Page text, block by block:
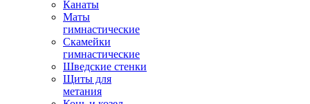
Канаты
Маты
гимнастические
Скамейки
гимнастические
Шведские стенки
Щиты для
метания